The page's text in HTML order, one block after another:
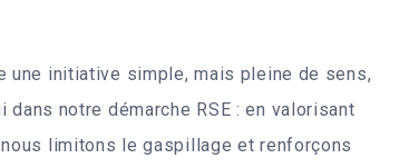
une initiative simple, mais pleine de sens,
dans notre démarche RSE : en valorisant
limitons le gaspillage et renforçons